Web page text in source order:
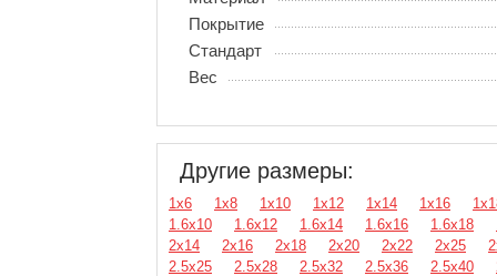
Покрытие
Стандарт
Вес
Другие размеры:
1х6 1х8 1х10 1х12 1х14 1х16
1.6х10
1.6х12 1.6х14 1.6х16 1.6х18
2х14
2х16 2х18 2х20 2х22 2х25
2.5х25
2.5х28 2.5х32 2.5х36 2.5х40